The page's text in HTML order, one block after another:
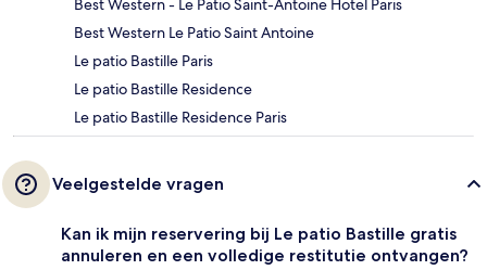
Best Western - Le Patio Saint-Antoine Hotel Paris
Best Western Le Patio Saint Antoine
Le patio Bastille Paris
Le patio Bastille Residence
Le patio Bastille Residence Paris
Veelgestelde vragen
Kan ik mijn reservering bij Le patio Bastille gratis
annuleren en een volledige restitutie ontvangen?